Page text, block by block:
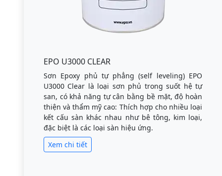
EPO U3000 CLEAR
Sơn Epoxy phủ tự phẳng (self leveling) EPO
U3000 Clear là loại sơn phủ trong suốt hệ tự
san, có khả năng tự cân bằng bề mặt, độ hoàn
thiện và thẩm mỹ cao: Thích hợp cho nhiều loại
kết cấu sàn khác nhau như bê tông, kim loại,
đặc biệt là các loại sàn hiệu ứng.
Xem chi tiết